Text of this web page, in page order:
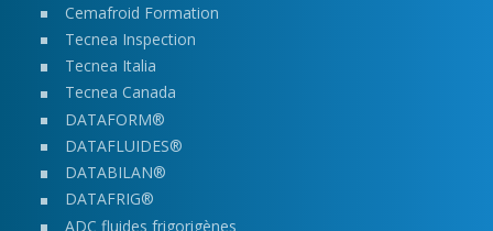
Cemafroid Formation
Tecnea Inspection
Tecnea Italia
Tecnea Canada
DATAFORM®
DATAFLUIDES®
DATABILAN®
DATAFRIG®
ADC fluides frigorigènes